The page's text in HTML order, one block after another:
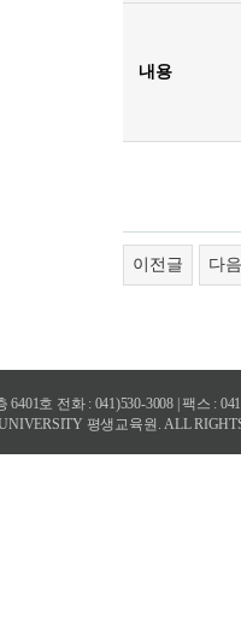
내용
이전글 다
호 전화 : 041)530-3008 | 팩스 :
평생교육원. ALL